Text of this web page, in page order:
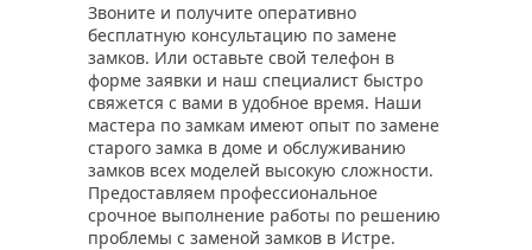
Звоните и получите оперативно
бесплатную консультацию по замене
замков. Или оставьте свой телефон в
форме заявки и наш специалист быстро
свяжется с вами в удобное время. Наши
мастера по замкам имеют опыт по замене
старого замка в доме и обслуживанию
замков всех моделей высокую сложности.
Предоставляем профессиональное
срочное выполнение работы по решению
проблемы с заменой замков в Истре.